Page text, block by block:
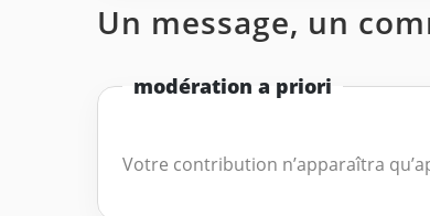
Un message, un
modération a priori
Votre contribution n’apparaîtra